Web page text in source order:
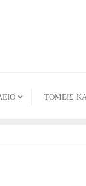
ΤΟΜΕΙΣ